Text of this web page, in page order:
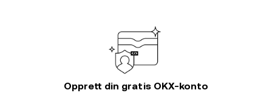
Opprett din gratis OKX-konto